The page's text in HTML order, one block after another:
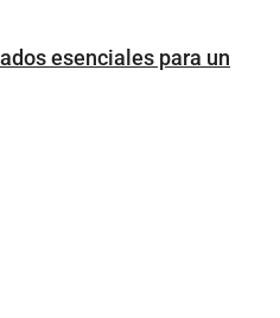
esenciales para un